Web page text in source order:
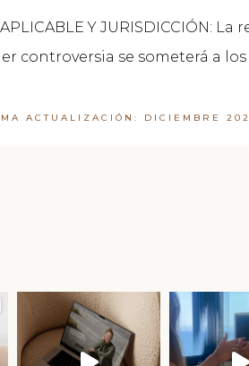
APLICABLE Y JURISDICCIÓN:
controversia se someterá a
ACTUALIZACIÓN: DICIEMBRE